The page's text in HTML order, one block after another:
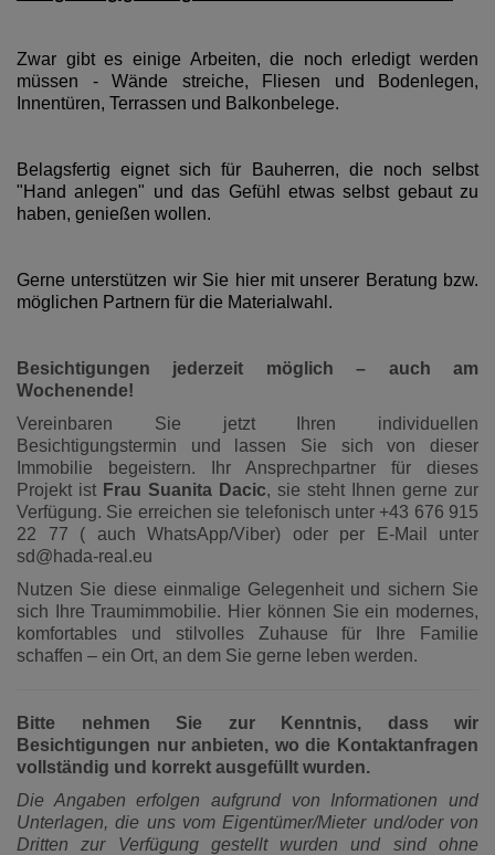
Zwar gibt es einige Arbeiten, die noch erledigt werden
müssen - Wände streiche, Fliesen und Bodenlegen,
Innentüren, Terrassen und Balkonbelege.
Belagsfertig eignet sich für Bauherren, die noch selbst
"Hand anlegen" und das Gefühl etwas selbst gebaut zu
haben, genießen wollen.
Gerne unterstützen wir Sie hier mit unserer Beratung bzw.
möglichen Partnern für die Materialwahl.
Besichtigungen jederzeit möglich – auch am
Wochenende!
Vereinbaren Sie jetzt Ihren individuellen
Besichtigungstermin und lassen Sie sich von dieser
Immobilie begeistern. Ihr Ansprechpartner für dieses
Projekt ist Frau Suanita Dacic, sie steht Ihnen gerne zur
Verfügung. Sie erreichen sie telefonisch unter +43 676 915
22 77 ( auch WhatsApp/Viber) oder per E-Mail unter
sd@hada-real.eu
Nutzen Sie diese einmalige Gelegenheit und sichern Sie
sich Ihre Traumimmobilie. Hier können Sie ein modernes,
komfortables und stilvolles Zuhause für Ihre Familie
schaffen – ein Ort, an dem Sie gerne leben werden.
Bitte nehmen Sie zur Kenntnis, dass wir
Besichtigungen nur anbieten, wo die Kontaktanfragen
vollständig und korrekt ausgefüllt wurden.
Die Angaben erfolgen aufgrund von Informationen und
Unterlagen, die uns vom Eigentümer/Mieter und/oder von
Dritten zur Verfügung gestellt wurden und sind ohne